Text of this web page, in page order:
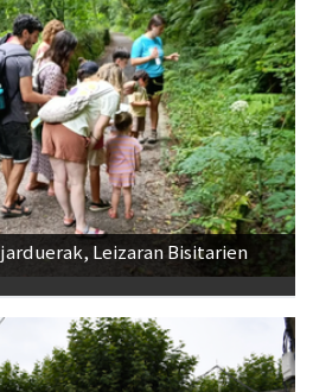
Leizaran Bisitarien